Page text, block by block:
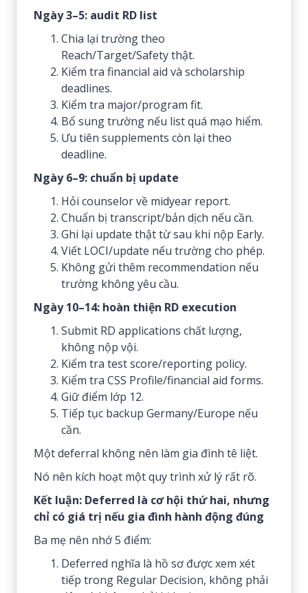
Ngày 3–5: audit RD list
Chia lại trường theo
Reach/Target/Safety thật.
Kiểm tra financial aid và scholarship
deadlines.
Kiểm tra major/program fit.
Bổ sung trường nếu list quá mạo hiểm.
Ưu tiên supplements còn lại theo
deadline.
Ngày 6–9: chuẩn bị update
Hỏi counselor về midyear report.
Chuẩn bị transcript/bản dịch nếu cần.
Ghi lại update thật từ sau khi nộp Early.
Viết LOCI/update nếu trường cho phép.
Không gửi thêm recommendation nếu
trường không yêu cầu.
Ngày 10–14: hoàn thiện RD execution
Submit RD applications chất lượng,
không nộp vội.
Kiểm tra test score/reporting policy.
Kiểm tra CSS Profile/financial aid forms.
Giữ điểm lớp 12.
Tiếp tục backup Germany/Europe nếu
cần.
Một deferral không nên làm gia đình tê liệt.
Nó nên kích hoạt một quy trình xử lý rất rõ.
Kết luận: Deferred là cơ hội thứ hai, nhưng
chỉ có giá trị nếu gia đình hành động đúng
Ba mẹ nên nhớ 5 điểm:
Deferred nghĩa là hồ sơ được xem xét
tiếp trong Regular Decision, không phải